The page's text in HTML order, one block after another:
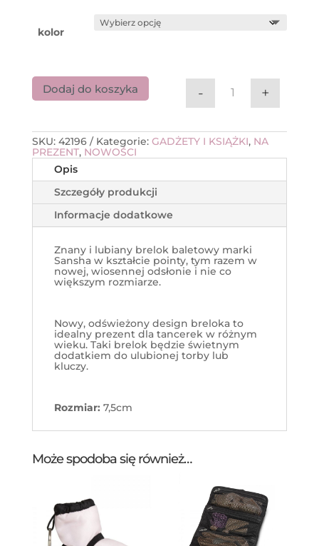
kolor
ilość Brelok
- +
Dodaj do koszyka
SKU: 42196 Kategorie: GADŻETY I KSIĄŻKI, NA
PREZENT, NOWOŚCI
Opis
Szczegóły produkcji
Informacje dodatkowe
Znany i lubiany brelok baletowy marki
Sansha w kształcie pointy, tym razem w
nowej, wiosennej odsłonie i nie co
większym rozmiarze.
Nowy, odświeżony design breloka to
idealny prezent dla tancerek w różnym
wieku. Taki brelok będzie świetnym
dodatkiem do ulubionej torby lub
kluczy.
Rozmiar: 7,5cm
Może spodoba się również…